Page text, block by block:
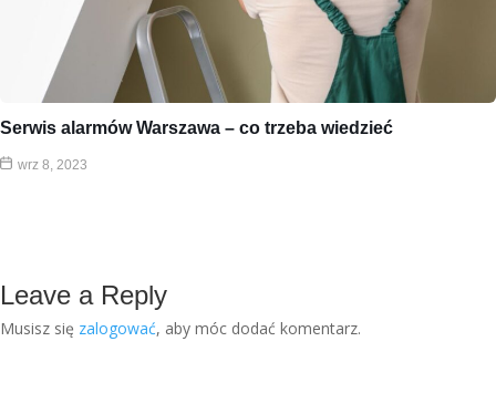
Serwis alarmów Warszawa – co trzeba wiedzieć
wrz 8, 2023
Leave a Reply
Musisz się zalogować, aby móc dodać komentarz.